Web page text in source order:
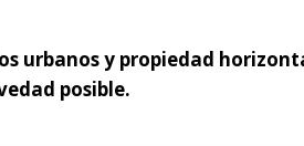
urbanos y propiedad
posible.